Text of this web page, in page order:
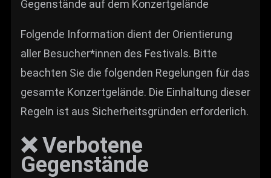
Gegenstände auf dem Konzertgelände
Folgende Information dient der Orientierung
aller Besucher*innen des Festivals. Bitte
beachten Sie die folgenden Regelungen für das
gesamte Konzertgelände. Die Einhaltung dieser
Regeln ist aus Sicherheitsgründen erforderlich.
❌ Verbotene
Gegenstände